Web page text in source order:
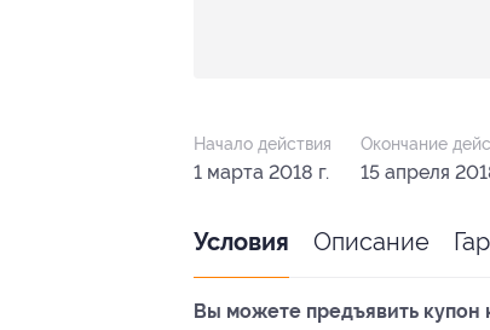
Начало действия
1 марта 2018 г.
Окончание
15 апреля
Условия Описание
Вы можете предъявить купон